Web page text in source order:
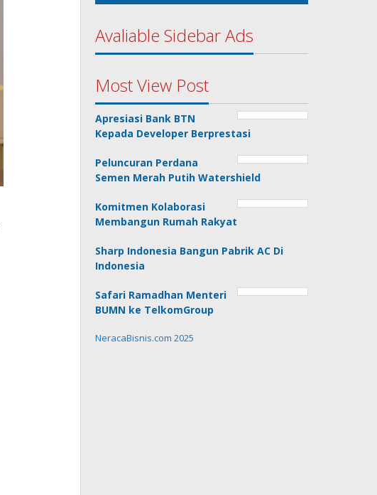
Avaliable Sidebar Ads
Most View Post
Apresiasi Bank BTN
Kepada Developer Berprestasi
Peluncuran Perdana
Semen Merah Putih Watershield
Komitmen Kolaborasi
Membangun Rumah Rakyat
Sharp Indonesia Bangun Pabrik AC Di
Indonesia
Safari Ramadhan Menteri
BUMN ke TelkomGroup
NeracaBisnis.com 2025